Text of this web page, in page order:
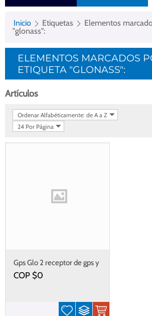
Inicio Etiquetas
Elementos
"glonass":
ELEMENTOS MARCADOS
ETIQUETA "GLONASS":
Artículos
Ordenar Alfabéticamente: de A a Z
24 Por Página
Gps Glo 2 receptor de gps y
glonass posición precisa en
dispositivos móviles
COP $0